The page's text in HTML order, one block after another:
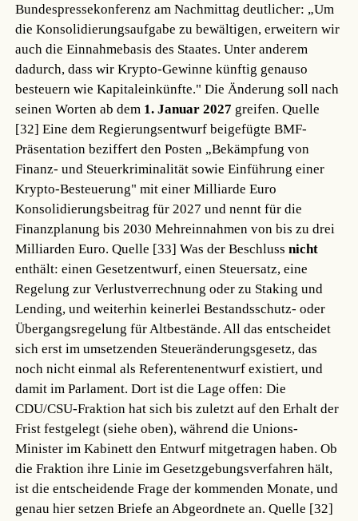
Bundespressekonferenz am Nachmittag deutlicher: „Um
die Konsolidierungsaufgabe zu bewältigen, erweitern wir
auch die Einnahmebasis des Staates. Unter anderem
dadurch, dass wir Krypto-Gewinne künftig genauso
besteuern wie Kapitaleinkünfte." Die Änderung soll nach
seinen Worten ab dem 1. Januar 2027 greifen.Quelle
[32] Eine dem Regierungsentwurf beigefügte BMF-
Präsentation beziffert den Posten „Bekämpfung von
Finanz- und Steuerkriminalität sowie Einführung einer
Krypto-Besteuerung" mit einer Milliarde Euro
Konsolidierungsbeitrag für 2027 und nennt für die
Finanzplanung bis 2030 Mehreinnahmen von bis zu drei
Milliarden Euro.Quelle [33] Was der Beschlussnicht
enthält: einen Gesetzentwurf, einen Steuersatz, eine
Regelung zur Verlustverrechnung oder zu Staking und
Lending, und weiterhin keinerlei Bestandsschutz- oder
Übergangsregelung für Altbestände. All das entscheidet
sich erst im umsetzenden Steueränderungsgesetz, das
noch nicht einmal als Referentenentwurf existiert, und
damit im Parlament. Dort ist die Lage offen: Die
CDU/CSU-Fraktion hat sich bis zuletzt auf den Erhalt der
Frist festgelegt (siehe oben), während die Unions-
Minister im Kabinett den Entwurf mitgetragen haben. Ob
die Fraktion ihre Linie im Gesetzgebungsverfahren hält,
ist die entscheidende Frage der kommenden Monate, und
genau hier setzen Briefe an Abgeordnete an.Quelle [32]